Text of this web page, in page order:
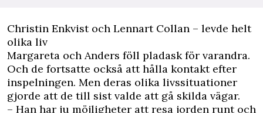
Christin Enkvist och Lennart Collan – levde helt
olika liv
Margareta och Anders föll pladask för varandra.
Och de fortsatte också att hålla kontakt efter
inspelningen. Men deras olika livssituationer
gjorde att de till sist valde att gå skilda vägar.
– Han har ju möjligheter att resa jorden runt och